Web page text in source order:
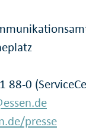
88-0
presse